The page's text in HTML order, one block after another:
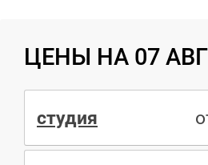
ЦЕНЫ НА 07
студия